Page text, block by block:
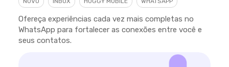
Ofereça experiências cada vez mais completas no
WhatsApp para fortalecer as conexões entre você e
seus contatos.